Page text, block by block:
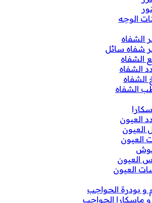
الوجه
الشفاه
شفاه سائل
الشفاه
الشفاه
الشفاه
الشفاه
العيون
العيون
العيون
العيون
العيون
و بودرة الحواجب
ماسكارا الحواجب